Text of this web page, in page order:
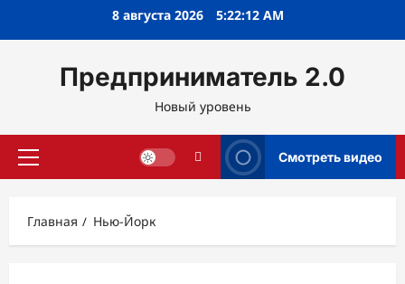
8 августа 2026 5:22:12 AM
Предприниматель 2.0
Новый уровень
Основное
Смотреть видео
Главная Нью-Йорк